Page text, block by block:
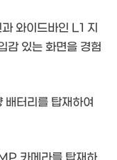
와이드바인 L1 지
감 있는 화면을 경험
터리를 탑재하여